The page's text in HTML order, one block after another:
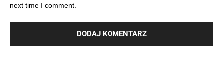
next time I comment.